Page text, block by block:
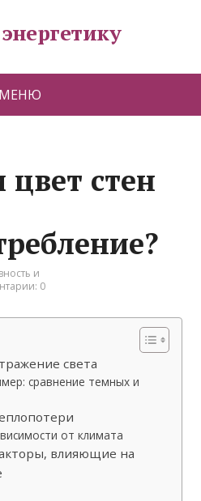
МЕНЮ
стен
и
0
света
сравнение темных и
от климата
влияющие на